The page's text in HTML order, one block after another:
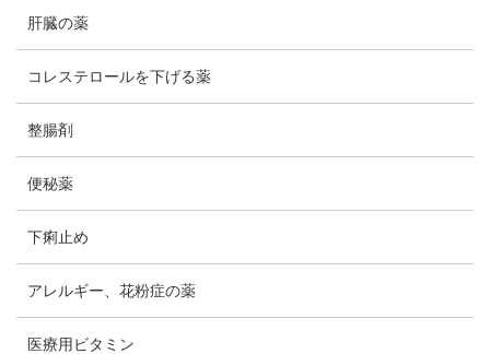
肝臓の薬
コレステロールを下げる薬
整腸剤
便秘薬
下痢止め
アレルギー、花粉症の薬
医療用ビタミン